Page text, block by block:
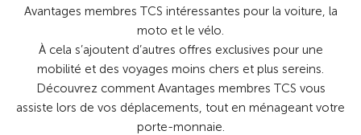
Avantages membres TCS intéressantes pour la voiture, la
moto et le vélo.
À cela s’ajoutent d’autres offres exclusives pour une
mobilité et des voyages moins chers et plus sereins.
Découvrez comment Avantages membres TCS vous
assiste lors de vos déplacements, tout en ménageant votre
porte-monnaie.